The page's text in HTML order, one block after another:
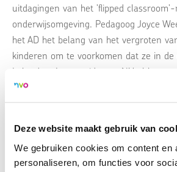
Deze website maakt gebruik van
We gebruiken cookies om content en
personaliseren, om functies voor
uitdagingen van het 'flipped
onderwijsomgeving. Pedagoog Joyce
het AD het belang van het vergroten
kinderen om te voorkomen dat ze in
belanden. In een video op NU.nl legt ze
In de podcast KLIK gaat
over zijn nieuwe koffiebar Zelfspot, waar
laagdrempelig met anderen in gesprek
Volkskrant reacties op de oproep van